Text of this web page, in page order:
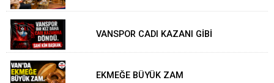
VANSPOR CADI KAZANI GİBİ
EKMEĞE BÜYÜK ZAM